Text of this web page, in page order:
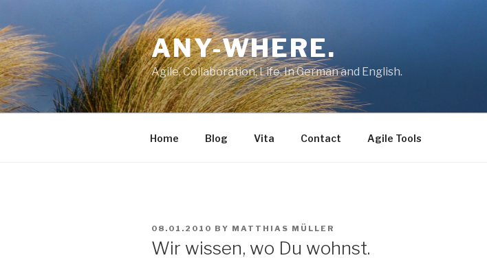
to
content
ANY-WHERE.
Agile, Collaboration, Life. In German and English.
Home Blog Vita Contact Agile Tools
POSTED
08.01.2010 BY MATTHIAS MÜLLER
Wir wissen, wo Du wohnst.